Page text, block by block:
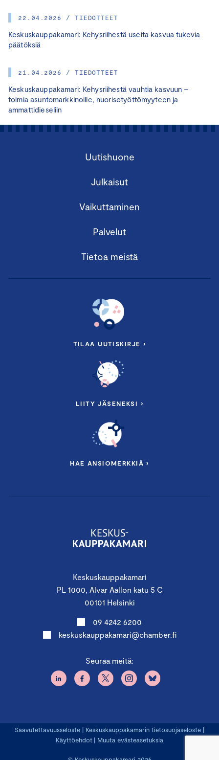
22.04.2026 / TIEDOTTEET
Keskuskauppakamari: Kehysriihestä useita kasvua tukevia
päätöksiä
21.04.2026 / TIEDOTTEET
Keskuskauppakamari: Kehysriihestä vauhtia kasvuun –
toimia asuntomarkkinoille, nuorisotyöttömyyteen ja
ammattidieseliin
Keskuskauppakamari
PL 1000, Alvar Aallon katu 5 C
00101 Helsinki
09 4242 6200
keskuskauppakamari@chamber.fi
Seuraa meitä:
Uutishuone
Julkaisut
Vaikuttaminen
Palvelut
Tietoa meistä
TILAA UUTISKIRJE ›
LIITY JÄSENEKSI ›
HAE ANSIOMERKKIÄ ›
Saavutettavuusseloste | Keskuskauppakamarin tietosuojaseloste |
Käyttöehdot | Muuta evästeasetuksia